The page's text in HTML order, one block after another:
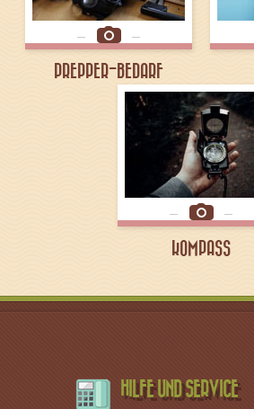
PREPPER-BEDARF
KOMPASS
HILFE UND SERVICE